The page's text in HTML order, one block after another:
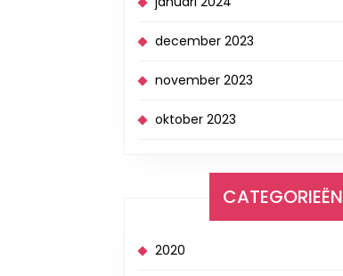
december 2023
november 2023
oktober 2023
CATEGORIEËN
2020